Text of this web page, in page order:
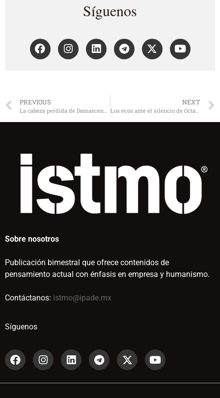
Síguenos
PREVIOUS NEXT
Sobre nosotros
Publicación bimestral que ofrece contenidos de
pensamiento actual con énfasis en empresa y humanismo.
Contáctanos: istmo@ipade.mx
Síguenos